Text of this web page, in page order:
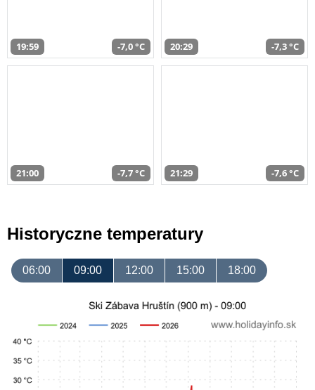
19:59 -7,0 °C 20:29 -7,3 °C
21:00 -7,7 °C 21:29 -7,6 °C
Historyczne temperatury
06:00 09:00 12:00 15:00 18:00